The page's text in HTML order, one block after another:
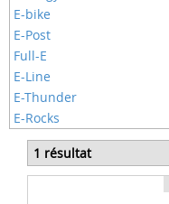
E-bike
E-Post
Full-E
E-Line
E-Thunder
E-Rocks
1 résultat